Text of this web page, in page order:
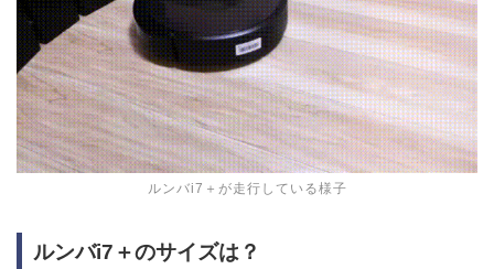
ルンバi7＋が走行している様子
ルンバi7＋のサイズは？